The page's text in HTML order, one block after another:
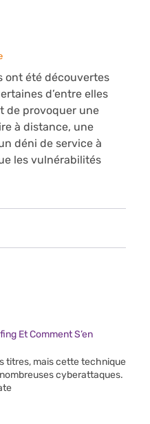
ont été découvertes
d’entre elles
de provoquer une
à distance, une
déni de service à
les vulnérabilités
Et Comment S’en
titres, mais cette technique
cyberattaques.